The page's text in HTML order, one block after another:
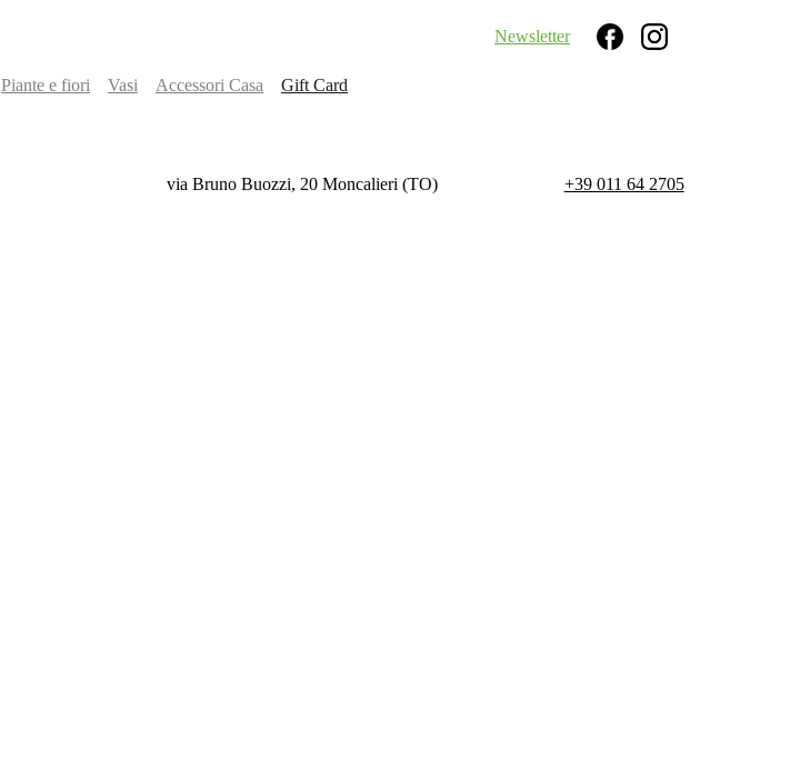
Newsletter
Piante e fiori Vasi Accessori Casa Gift Card
via Bruno Buozzi, 20 Moncalieri (TO) +39 011 64 2705